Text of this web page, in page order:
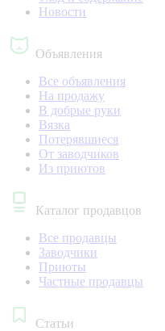
Новости
Объявления
Все объявления
На продажу
В добрые руки
Вязка
Потерявшиеся
От заводчиков
Из приютов
Каталог продавцов
Все продавцы
Заводчики
Приюты
Частные продавцы
Статьи